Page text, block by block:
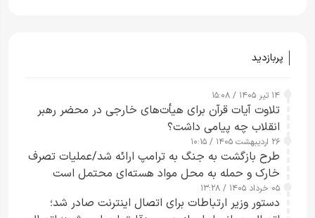
پربازدید
۱۴ تیر ۱۴۰۵ / ۱۵:۰۸
تلاوت آیات قرآن برای هیأت‌های خارجی در محضر رهبر
انقلاب چه پیامی داشت؟
۲۶ اردیبهشت ۱۴۰۵ / ۱۰:۱۵
طرح‌ بازگشت به جنگ به ترامپ ارائه شد/عملیات تصرف
خارک و حمله به محل مواد هسته‌ای محتمل است
۰۵ خرداد ۱۴۰۵ / ۱۳:۲۸
دستور وزیر ارتباطات برای اتصال اینترنت صادر شد؛